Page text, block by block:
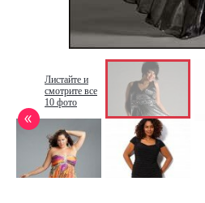
Листайте и
смотрите все
10 фото